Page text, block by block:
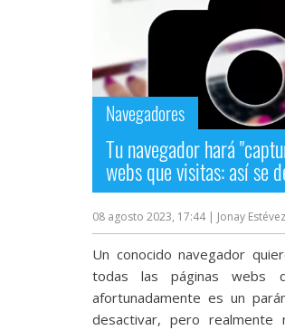
Navegadores
Tu navegador hará
webs que visitas: así se
08 agosto 2023, 17:44 | Jonay Estévez
Un conocido navegador
todas las páginas webs
afortunadamente es un
desactivar, pero